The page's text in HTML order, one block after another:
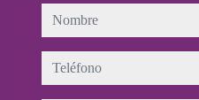
nombre
teléfono